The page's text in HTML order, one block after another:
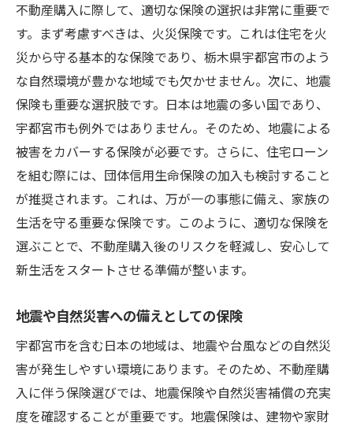
保険選びの失敗を防ぐためのアドバイス
購入後も安心して暮らすための保険選定
宇都宮市での不動産購入はこの保険で安心！地
域の特徴を活かす
地域の特徴に合わせた保険プランの活用
宇都宮市の特性に合う保険商品の紹介
地域のニーズに応じた保険選びのプロセス
安心して住むための保険カバレッジ
保険選びで考慮すべき地域固有のリスク
宇都宮市での生活をサポートする保険の選
地域特性が光る宇都宮市での不動産購入に最適
な保険
宇都宮市特有の不動産市場に対応する保険
地域特性を反映した保険商品の選び方
保険で守る宇都宮市での理想の住まい
不動産購入に際して、適切な保険の選択は非常に重要で
す。まず考慮すべきは、火災保険です。これは住宅を火
災から守る基本的な保険であり、栃木県宇都宮市のよう
な自然環境が豊かな地域でも欠かせません。次に、地震
保険も重要な選択肢です。日本は地震の多い国であり、
宇都宮市も例外ではありません。そのため、地震による
被害をカバーする保険が必要です。さらに、住宅ローン
を組む際には、団体信用生命保険の加入も検討すること
が推奨されます。これは、万が一の事態に備え、家族の
生活を守る重要な保険です。このように、適切な保険を
選ぶことで、不動産購入後のリスクを軽減し、安心して
新生活をスタートさせる準備が整います。
地震や自然災害への備えとしての保険
宇都宮市を含む日本の地域は、地震や台風などの自然災
害が発生しやすい環境にあります。そのため、不動産購
入に伴う保険選びでは、地震保険や自然災害補償の充実
度を確認することが重要です。地震保険は、建物や家財